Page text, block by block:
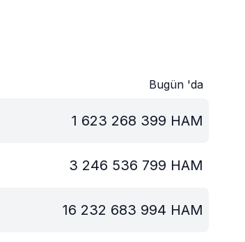
Bugün 'da
1 623 268 399 HAM
3 246 536 799 HAM
16 232 683 994 HAM